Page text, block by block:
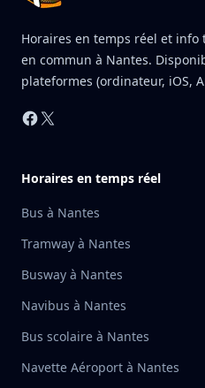
Horaires en temps réel et
en commun à Nantes.
plateformes (ordinateur, iOS,
Facebook
X
Horaires en temps réel
Bus à Nantes
Tramway à Nantes
Busway à Nantes
Navibus à Nantes
Bus scolaire à Nantes
Navette Aéroport à Nantes